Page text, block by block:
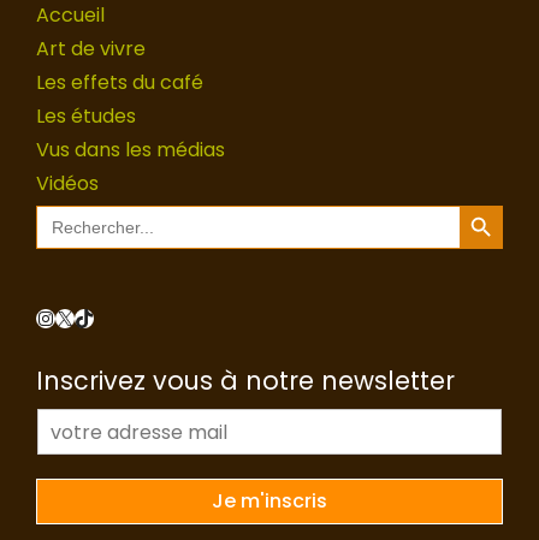
Accueil
Art de vivre
Les effets du café
Les études
Vus dans les médias
Vidéos
Search
for:
Search Button
Instagram
X TikTok
Inscrivez vous à notre newsletter
E
Je m'inscris